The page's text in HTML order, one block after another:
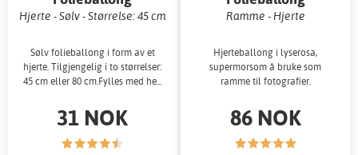
Hjerte - Sølv - Størrelse: 45 cm
Sølv folieballong i form av et
hjerte. Tilgjengelig i to størrelser:
45 cm eller 80 cm.Fylles med he...
31 NOK
Ramme - Hjerte
Hjerteballong i lyserosa,
supermorsom å bruke som
ramme til fotografier.
86 NOK